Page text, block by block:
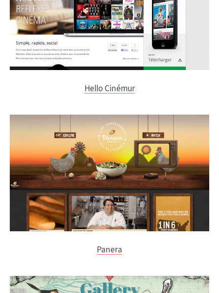
Hello Cinémur
Panera